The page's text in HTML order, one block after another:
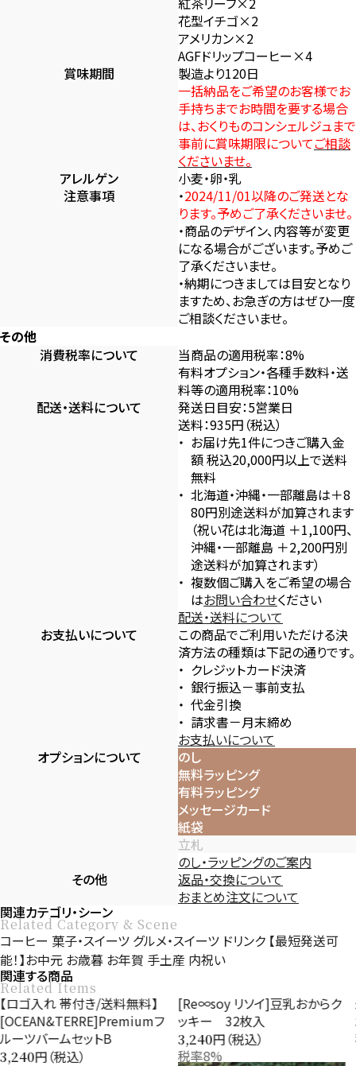
花型イチゴ×2
アメリカン×2
AGFドリップコーヒー×4
賞味期間
製造より120日
一括納品をご希望のお客様でお
手持ちまでお時間を要する場合
は、おくりものコンシェルジュまで
事前に賞味期限についてご相談
くださいませ。
アレルゲン
小麦・卵・乳
注意事項
・2024/11/01以降のご発送とな
ります。予めご了承くださいませ。
・商品のデザイン、内容等が変更
になる場合がございます。予めご
了承くださいませ。
・納期につきましては目安となり
ますため、お急ぎの方はぜひ一度
ご相談くださいませ。
その他
消費税率について
当商品の適用税率：8%
有料オプション・各種手数料・送
料等の適用税率：10%
配送・送料について
発送日目安：5営業日
送料：935円（税込）
お届け先1件につきご購入金
額 税込20,000円以上で送料
無料
北海道・沖縄・一部離島は＋8
80円別途送料が加算されます
（祝い花は北海道 ＋1,100円、
沖縄・一部離島 ＋2,200円別
途送料が加算されます）
複数個ご購入をご希望の場合
はお問い合わせください
配送・送料について
お支払いについて
この商品でご利用いただける決
済方法の種類は下記の通りです。
クレジットカード決済
銀行振込－事前支払
代金引換
請求書－月末締め
お支払いについて
オプションについて
のし
無料ラッピング
有料ラッピング
メッセージカード
紙袋
立札
のし・ラッピングのご案内
その他
返品・交換について
おまとめ注文について
関連カテゴリ・シーン
Related Category & Scene
コーヒー 菓子・スイーツ グルメ・スイーツ ドリンク 【最短発送可
能！】お中元 お歳暮 お年賀 手土産 内祝い
関連する商品
Related Items
[Re∞soy リソイ]豆乳おからク
ッキー 32枚入
3,240円（税込）
税率8%
米菓 穂のなごみ
3,240
円（税込）
税率8%